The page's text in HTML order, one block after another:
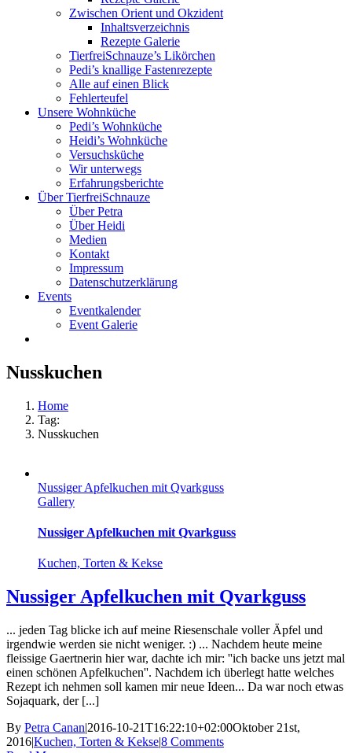
Zwischen Orient und Okzident
Inhaltsverzeichnis
Rezepte Galerie
TierfreiSchnauze’s Likörchen
Pedi’s knallige Fastenrezepte
Alle auf einen Blick
Fehlerteufel
Unsere Wohnküche
Pedi’s Wohnküche
Heidi’s Wohnküche
Versuchsküche
Wir unterwegs
Erfahrungsberichte
Über TierfreiSchnauze
Über Petra
Über Heidi
Medien
Kontakt
Impressum
Datenschutzerklärung
Events
Eventkalender
Event Galerie
Nusskuchen
Home
Tag:
Nusskuchen
Nussiger Apfelkuchen mit Qvarkguss
Gallery
Nussiger Apfelkuchen mit Qvarkguss
Kuchen, Torten & Kekse
Nussiger Apfelkuchen mit Qvarkguss
... jeden Tag blicke ich auf meine Riesenschale voller Äpfel und
irgendwie werden sie nicht weniger. :) ... Nachdem heute meine
fleissige Gaertnerin hier war, dachte ich mir: ''ich backe uns jetzt mal
einen schönen Apfelkuchen''. Nachdem ich überlegt hatte welches
Rezept ich nehmen soll kamen mir neue Ideen... Da war noch etwas
Sojaquark, der [...]
By Petra Canan|2016-10-21T16:22:10+02:00Oktober 21st,
2016|Kuchen, Torten & Kekse|8 Comments